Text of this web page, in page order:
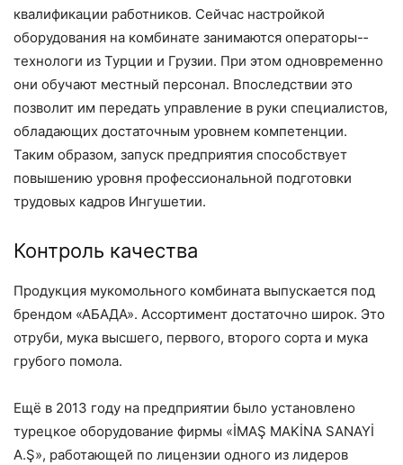
квалификации работников. Сейчас настройкой
оборудования на комбинате занимаются операторы-­
технологи из Турции и Грузии. При этом одновременно
они обу­чают местный персонал. Впоследствии это
позволит им передать управление в руки специалистов,
обладающих достаточным уровнем компетенции.
Таким образом, запуск предприятия способствует
повышению уровня профессиональной подготовки
трудовых кадров Ингушетии.
Контроль качества
Продукция мукомольного комбината выпускается под
брендом «АБАДА». Ассортимент достаточно широк. Это
отруби, мука высшего, первого, второго сорта и мука
грубого помола.
Ещё в 2013 году на предприятии было установлено
турецкое оборудование фирмы «İMAŞ MAKİNA SANAYİ
A.Ş», работающей по лицензии одного из лидеров